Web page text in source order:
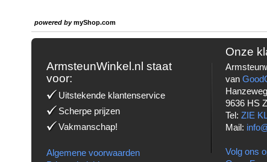
powered bymyShop.com
ArmsteunWinkel.nl staat
voor:
Uitstekende klantenservice
Scherpe prijzen
Vakmanschap!
Algemene voorwaarden
Onze
van
9636 HS
Tel:ZIE
Mail:
Volg ons